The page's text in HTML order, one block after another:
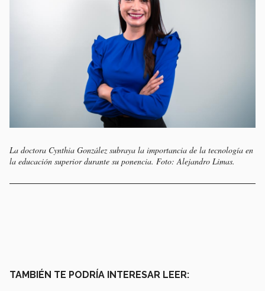
La doctora Cynthia González subraya la importancia de la tecnología en
la educación superior durante su ponencia. Foto: Alejandro Limas.
TAMBIÉN TE PODRÍA INTERESAR LEER: